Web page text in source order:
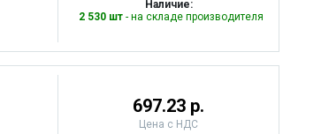
Наличие:
2 530 шт- на складе производителя
697.23 р.
Цена с НДС